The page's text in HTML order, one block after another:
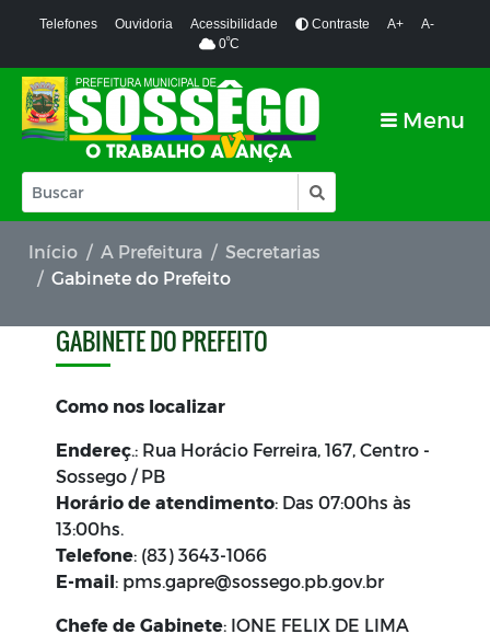
Telefones Ouvidoria Acessibilidade Contraste A+
A-
0ºC
Menu
Início A Prefeitura
Secretarias
Gabinete do Prefeito
GABINETE DO PREFEITO
Como nos localizar
Endereç.: Rua Horácio Ferreira, 167, Centro -
Sossego / PB
Horário de atendimento: Das 07:00hs às
13:00hs.
Telefone: (83) 3643-1066
E-mail: pms.gapre@sossego.pb.gov.br
Chefe de Gabinete: IONE FELIX DE LIMA